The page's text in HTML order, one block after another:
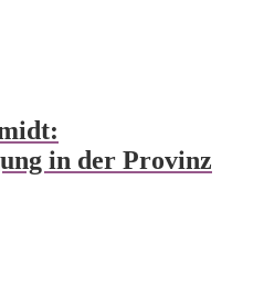
in der Provinz